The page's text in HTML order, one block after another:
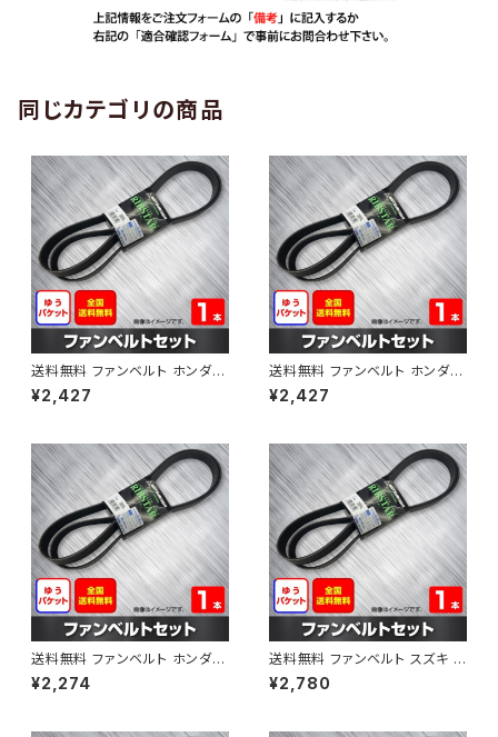
同じカテゴリの商品
送料無料 ファンベルト ホンダ
ゼスト 型式JE1 H18.03～H24.
11 （国内トップメーカー） 1本 H
¥2,427
送料無料 ファンベルト ホンダ ラ
イフ 型式JB6 H15.09～H20.1
1 （国内トップメーカー） 1本 HA
¥2,427
送料無料 ファンベルト ホンダ フ
ィット 型式GE6 H19.10～H25.
09 （国内トップメーカー） 1本 H
¥2,274
送料無料 ファンベルト スズキ ス
ペーシア 型式MK32S H25.03
～H30.02 （国内トップメーカ
¥2,780